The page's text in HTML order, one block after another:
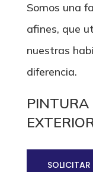
Somos una
afines, que
nuestras
diferencia.
PINTURA
SOLICITAR